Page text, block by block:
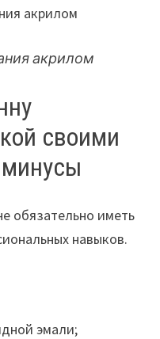
акрилом
своими
обязательно иметь
навыков.
эмали;